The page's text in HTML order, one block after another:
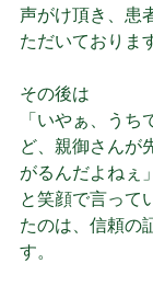
声がけ頂き、患
ただいておりま
その後は
「いやぁ、う
ど、親御さんが
がるんだよねぇ」
と笑顔で言って
たのは、信頼の
す。